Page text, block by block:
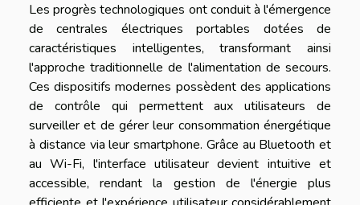
Les progrès technologiques ont conduit à l'émergence
de centrales électriques portables dotées de
caractéristiques intelligentes, transformant ainsi
l'approche traditionnelle de l'alimentation de secours.
Ces dispositifs modernes possèdent des applications
de contrôle qui permettent aux utilisateurs de
surveiller et de gérer leur consommation énergétique
à distance via leur smartphone. Grâce au Bluetooth et
au Wi-Fi, l'interface utilisateur devient intuitive et
accessible, rendant la gestion de l'énergie plus